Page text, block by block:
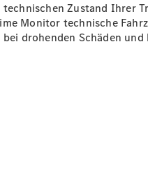
Zustand Ihrer
Monitor technische
drohenden Schäden und